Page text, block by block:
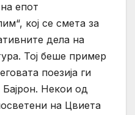
епот
кој се смета за
дела на
Тој беше пример
поезија ги
Некои од
на Цвиета